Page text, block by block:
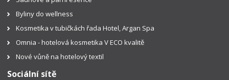
Byliny do wellness
Kosmetika v tubičkách řada Hotel, Argan Spa
Omnia - hotelová kosmetika V ECO kvalitě
Nové vůně na hotelový textil
Sociální sítě